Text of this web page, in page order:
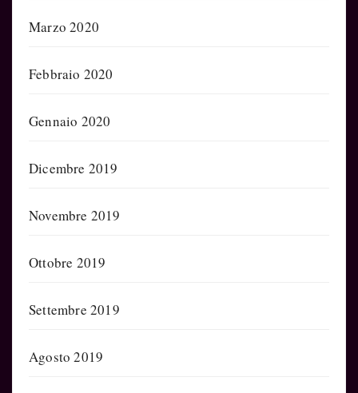
Marzo 2020
Febbraio 2020
Gennaio 2020
Dicembre 2019
Novembre 2019
Ottobre 2019
Settembre 2019
Agosto 2019